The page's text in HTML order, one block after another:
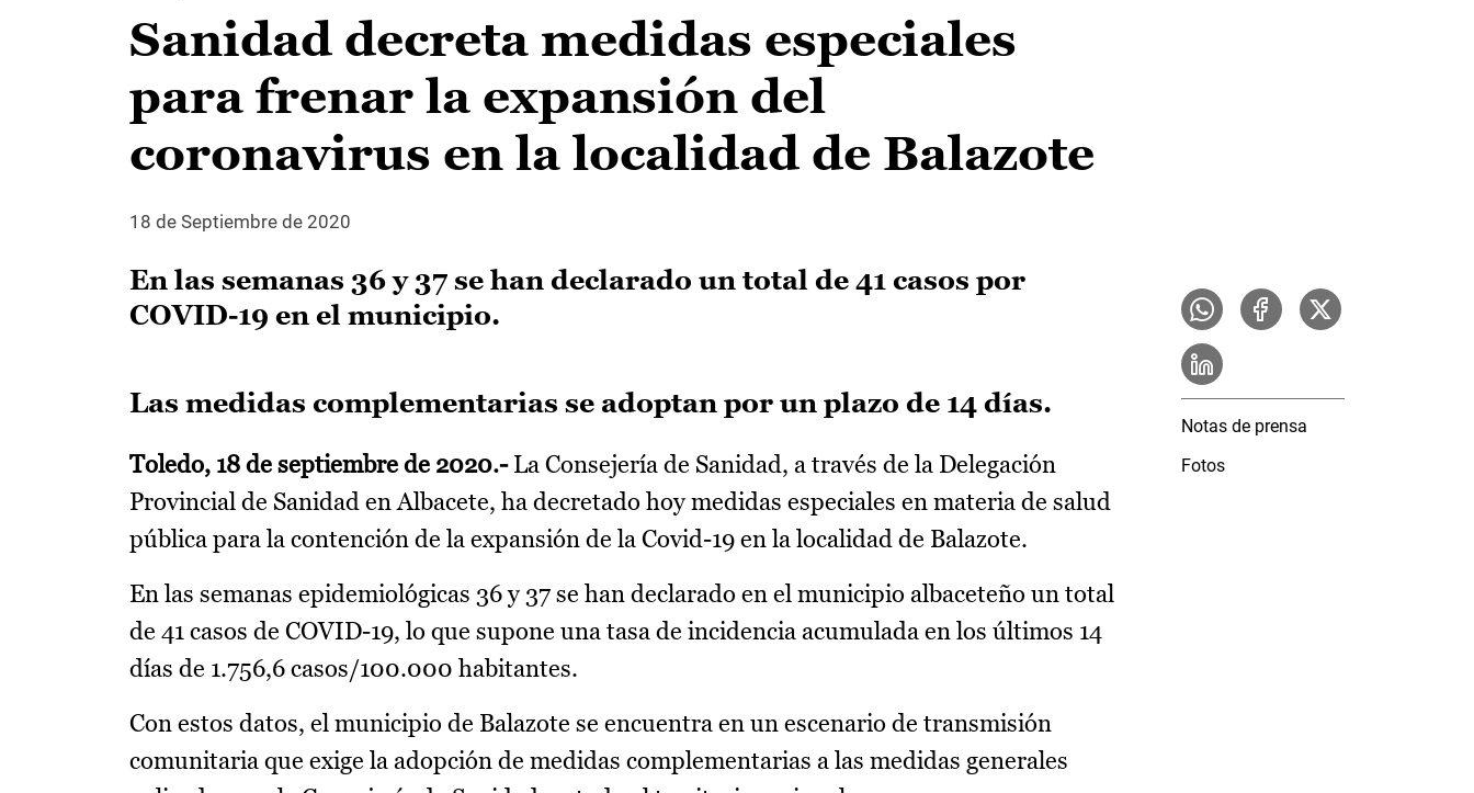
Sanidad decreta medidas especiales
para frenar la expansión del
coronavirus en la localidad de Balazote
18 de Septiembre de 2020
En las semanas 36 y 37 se han declarado un total de 41 casos por
COVID-19 en el municipio.
Las medidas complementarias se adoptan por un plazo de 14 días.
Toledo, 18 de septiembre de 2020.-La Consejería de Sanidad, a través de la Delegación
Provincial de Sanidad en Albacete, ha decretado hoy medidas especiales en materia de salud
pública para la contención de la expansión de la Covid-19 en la localidad de Balazote.
En las semanas epidemiológicas 36 y 37 se han declarado en el municipio albaceteño un total
de 41 casos de COVID-19, lo que supone una tasa de incidencia acumulada en los últimos 14
días de 1.756,6 casos/100.000 habitantes.
Con estos datos, el municipio de Balazote se encuentra en un escenario de transmisión
comunitaria que exige la adopción de medidas complementarias a las medidas generales
Notas de prensa
Fotos